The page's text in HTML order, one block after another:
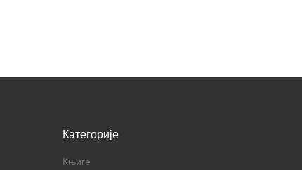
Категорије
Књиге